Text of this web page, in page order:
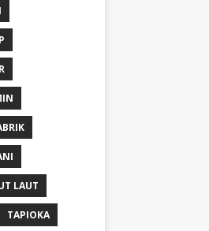
LAUT
TAPIOKA